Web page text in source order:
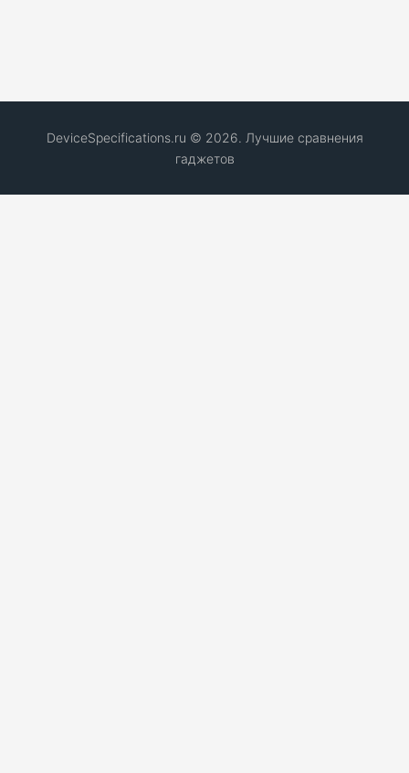
DeviceSpecifications.ru © 2026. Лучшие сравнения
гаджетов